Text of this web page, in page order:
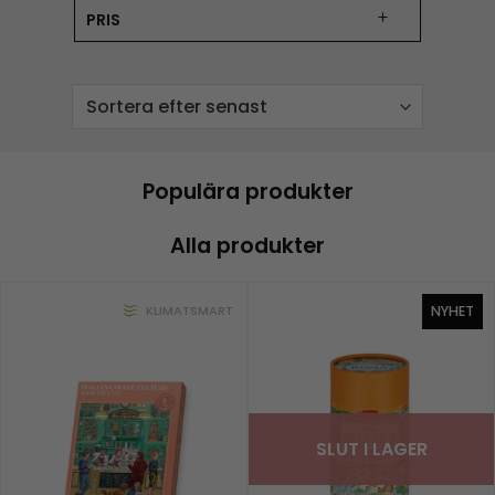
PRIS
Populära produkter
Alla produkter
KLIMATSMART NYHET
SLUT I LAGER